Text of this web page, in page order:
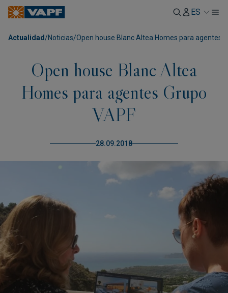
ES
Actualidad /Noticias/Open house Blanc Altea Homes para agentes
Open house Blanc Altea
Homes para agentes Grupo
VAPF
28.09.2018